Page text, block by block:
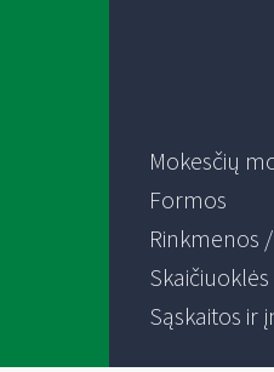
Mokesčių
Formos
Rinkmenos
Sąskaitos ir